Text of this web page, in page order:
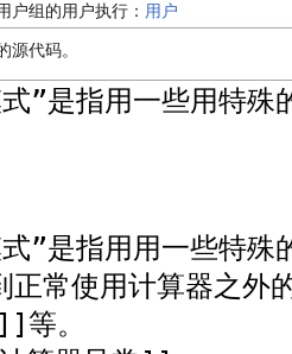
户组的用户执行： 用户
源代码。